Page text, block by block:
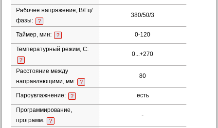
Рабочее напряжение, В/Гц/
фазы:
?
380/50/3
Таймер, мин: ? 0-120
Температурный режим, С:
?
0...+270
Расстояние между
направляющими, мм:
?
80
Пароувлажнение: ? есть
Программирование,
программ:
?
-